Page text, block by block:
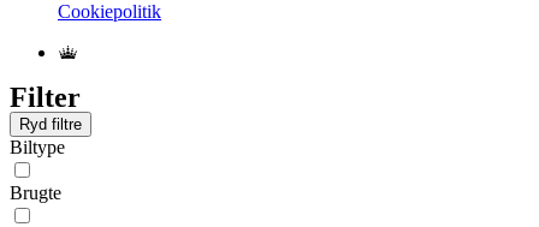
Cookiepolitik
Filter
Ryd filtre
Biltype
Brugte